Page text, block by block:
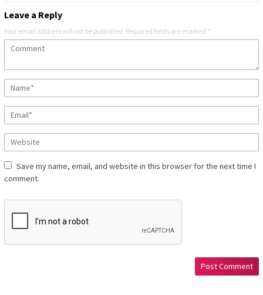
Leave a Reply
Your email address will not be published. Required fields are marked *
Save my name, email, and website in this browser for the next time I
comment.